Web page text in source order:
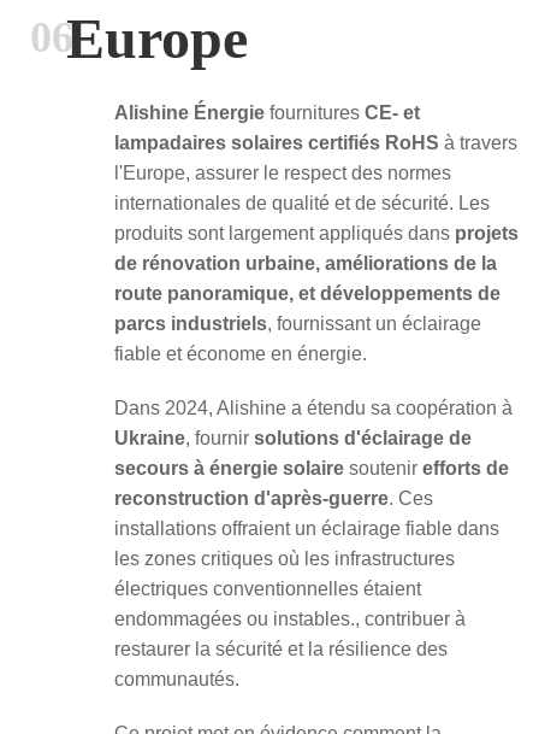
Europe
Alishine Énergie fournitures CE- et
lampadaires solaires certifiés RoHS à travers
l'Europe, assurer le respect des normes
internationales de qualité et de sécurité. Les
produits sont largement appliqués dans projets
de rénovation urbaine, améliorations de la
route panoramique, et développements de
parcs industriels, fournissant un éclairage
fiable et économe en énergie.
Dans 2024, Alishine a étendu sa coopération à
Ukraine, fournir solutions d'éclairage de
secours à énergie solaire soutenir efforts de
reconstruction d'après-guerre. Ces
installations offraient un éclairage fiable dans
les zones critiques où les infrastructures
électriques conventionnelles étaient
endommagées ou instables., contribuer à
restaurer la sécurité et la résilience des
communautés.
06